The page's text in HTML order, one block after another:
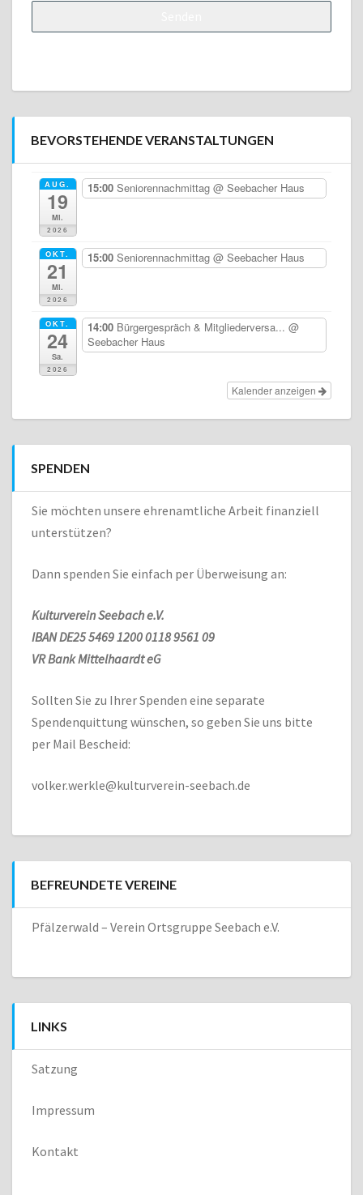
BEVORSTEHENDE VERANSTALTUNGEN
AUG.
19
Mi.
2026
15:00 Seniorennachmittag @ Seebacher Haus
OKT.
21
Mi.
2026
15:00 Seniorennachmittag @ Seebacher Haus
OKT.
24
Sa.
2026
14:00 Bürgergespräch & Mitgliederversa... @
Seebacher Haus
Kalender anzeigen
SPENDEN
Sie möchten unsere ehrenamtliche Arbeit finanziell
unterstützen?
Dann spenden Sie einfach per Überweisung an:
Kulturverein Seebach e.V.
IBAN DE25 5469 1200 0118 9561 09
VR Bank Mittelhaardt eG
Sollten Sie zu Ihrer Spenden eine separate
Spendenquittung wünschen, so geben Sie uns bitte
per Mail Bescheid:
volker.werkle@kulturverein-seebach.de
BEFREUNDETE VEREINE
Pfälzerwald – Verein Ortsgruppe Seebach e.V.
LINKS
Satzung
Impressum
Kontakt